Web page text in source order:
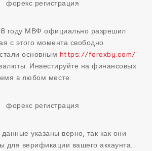
году МВФ официально разрешил
с этого момента свободно
основным https://forexby.com/
Инвестируйте на финансовых
в любом месте.
указаны верно, так как они
для верификации вашего аккаунта.